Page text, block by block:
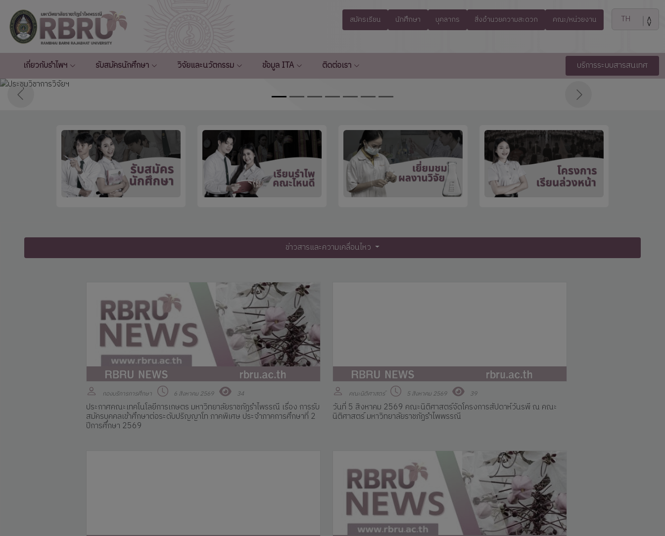
สมัครเรียน นักศึกษา บุคลากร สิ่งอำนวยความสะดวก คณะ/หน่วยงาน
เกี่ยวกับรำไพฯ รับสมัครนักศึกษา วิจัยและนวัตกรรม ข้อมูล ITA ติดต่อเรา บริการระบบสารสนเทศ
Click here Click here Click here
ข่าวสารและความเคลื่อนไหว
กองบริการการศึกษา 6 สิงหาคม 2569 34
ประกาศคณะเทคโนโลยีการเกษตร มหาวิทยาลัยราชภัฏรำไพรรณี เรื่อง การรับ
สมัครบุคคลเข้าศึกษาต่อระดับปริญญาโท ภาคพิเศษ ประจำภาคการศึกษาที่ 2
ปีการศึกษา 2569
คณะนิติศาสตร์ 5 สิงหาคม 2569 39
วันที่ 5 สิงหาคม 2569 คณะนิติศาสตร์จัดโครงการสัปดาห์วันรพี ณ คณะ
นิติศาสตร์ มหาวิทยาลัยราชภัฏรำไพพรรณี